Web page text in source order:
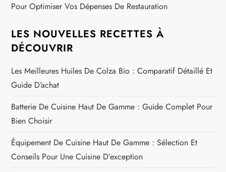
Pour Optimiser Vos Dépenses De Restauration
LES NOUVELLES RECETTES À
DÉCOUVRIR
Les Meilleures Huiles De Colza Bio : Comparatif Détaillé Et
Guide D’achat
Batterie De Cuisine Haut De Gamme : Guide Complet Pour
Bien Choisir
Équipement De Cuisine Haut De Gamme : Sélection Et
Conseils Pour Une Cuisine D’exception